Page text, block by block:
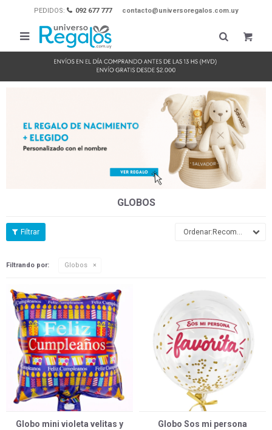
PEDIDOS: 092 677 777 contacto@universoregalos.com.uy

GLOBOS
Recomendados
Filtrando por: Globos
Globo mini violeta velitas y
Globo Sos mi persona